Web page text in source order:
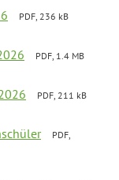
PDF, 236 kB
PDF, 1.4 MB
PDF, 211 kB
PDF,